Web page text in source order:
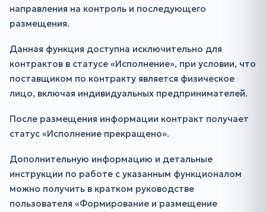
направления на контроль и последующего
размещения.
Данная функция доступна исключительно для
контрактов в статусе «Исполнение», при условии, что
поставщиком по контракту является физическое
лицо, включая индивидуальных предпринимателей.
После размещения информации контракт получает
статус «Исполнение прекращено».
Дополнительную информацию и детальные
инструкции по работе с указанным функционалом
можно получить в кратком руководстве
пользователя «Формирование и размещение